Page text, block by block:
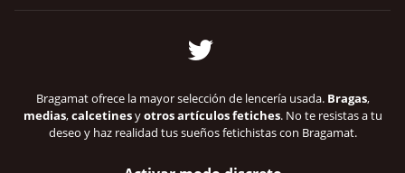
Bragamat ofrece la mayor selección de lencería usada. Bragas,
medias,calcetinesyotros artículos fetiches. No te resistas a tu
deseo y haz realidad tus sueños fetichistas con Bragamat.